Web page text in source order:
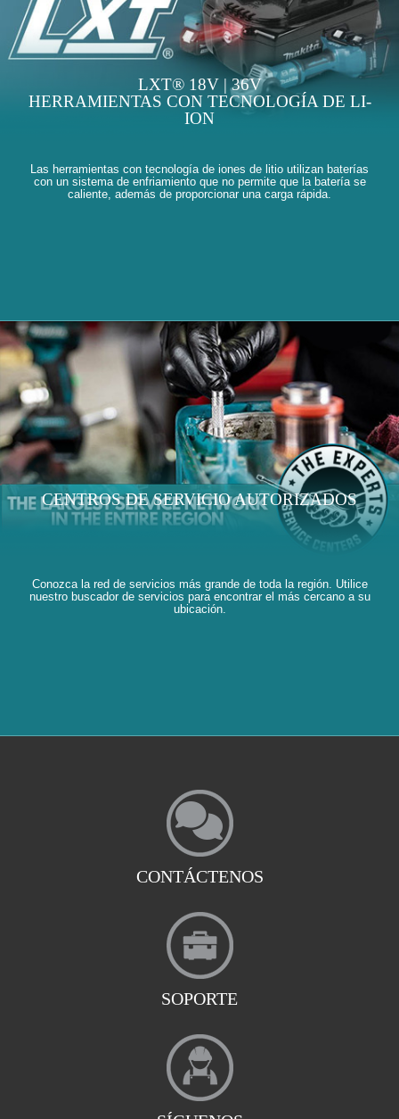
LXT® 18V | 36V
HERRAMIENTAS CON TECNOLOGÍA DE LI-
ION
Las herramientas con tecnología de iones de litio utilizan baterías
con un sistema de enfriamiento que no permite que la batería se
caliente, además de proporcionar una carga rápida.
CENTROS DE SERVICIO AUTORIZADOS
Conozca la red de servicios más grande de toda la región. Utilice
nuestro buscador de servicios para encontrar el más cercano a su
ubicación.
CONTÁCTENOS
SOPORTE